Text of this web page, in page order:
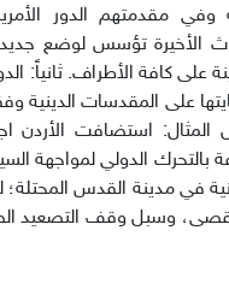
وفي مقدمتهم الدور
الأخيرة تؤسس لوضع
على كافة الأطراف. ثانياً:
على المقدسات الدينية
استضافت الأردن
بالتحرك الدولي لمواجهة
في مدينة القدس
وسبل وقف التصعيد